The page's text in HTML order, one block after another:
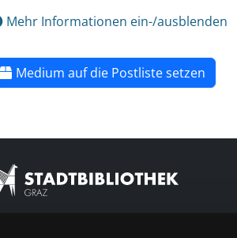
Mehr Informationen ein-/ausblenden
Medium auf die Postliste setzen